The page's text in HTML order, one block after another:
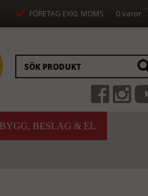
0 varor
FÖRETAG EXKL MOMS
BYGG, BESLAG & EL